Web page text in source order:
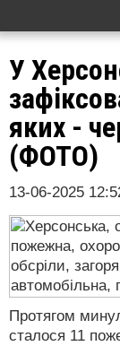
У
яких -
(ФОТО)
13-06-2025
Протягом
сталося 11